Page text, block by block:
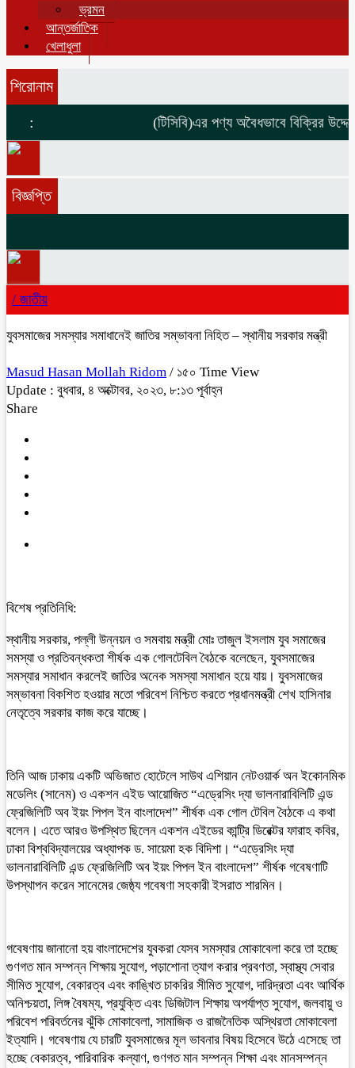
ভ্রমন
আন্তর্জাতিক
খেলাধুলা
শিরোনাম
: (টিসিবি)এর পণ্য অবৈধভাবে বিক্রির
বিজ্ঞপ্তি
/ জাতীয়
যুবসমাজের সমস্যার সমাধানেই জাতির সম্ভাবনা নিহিত – স্থানীয় সরকার মন্ত্রী
Masud Hasan Mollah Ridom / ১৫০ Time View
Update : বুধবার, ৪ অক্টোবর, ২০২৩, ৮:১৩ পূর্বাহ্ন
Share
বিশেষ প্রতিনিধি:
স্থানীয় সরকার, পল্লী উন্নয়ন ও সমবায় মন্ত্রী মোঃ তাজুল ইসলাম যুব সমাজের
সমস্যা ও প্রতিবন্ধকতা শীর্ষক এক গোলটেবিল বৈঠকে বলেছেন, যুবসমাজের
সমস্যার সমাধান করলেই জাতির অনেক সমস্যা সমাধান হয়ে যায়। যুবসমাজের
সম্ভাবনা বিকশিত হওয়ার মতো পরিবেশ নিশ্চিত করতে প্রধানমন্ত্রী শেখ হাসিনার
নেতৃত্বে সরকার কাজ করে যাচ্ছে।
তিনি আজ ঢাকায় একটি অভিজাত হোটেলে সাউথ এশিয়ান নেটওয়ার্ক অন ইকোনমিক
মডেলিং (সানেম) ও একশন এইড আয়োজিত “এড্রেসিং দ্যা ভালনারাবিলিটি এন্ড
ফ্রেজিলিটি অব ইয়ং পিপল ইন বাংলাদেশ” শীর্ষক এক গোল টেবিল বৈঠকে এ কথা
বলেন। এতে আরও উপস্থিত ছিলেন একশন এইডের কান্ট্রি ডিরেক্টর ফারাহ কবির,
ঢাকা বিশ্ববিদ্যালয়ের অধ্যাপক ড. সায়েমা হক বিদিশা। “এড্রেসিং দ্যা
ভালনারাবিলিটি এন্ড ফ্রেজিলিটি অব ইয়ং পিপল ইন বাংলাদেশ” শীর্ষক গবেষণাটি
উপস্থাপন করেন সানেমের জেষ্ঠ্য গবেষণা সহকারী ইসরাত শারমিন।
গবেষণায় জানানো হয় বাংলাদেশের যুবকরা যেসব সমস্যার মোকাবেলা করে তা হচ্ছে
গুণগত মান সম্পন্ন শিক্ষায় সুযোগ, পড়াশোনা ত্যাগ করার প্রবণতা, স্বাস্থ্য সেবার
সীমিত সুযোগ, বেকারত্ব এবং কাঙ্খিত চাকরির সীমিত সুযোগ, দারিদ্রতা এবং আর্থিক
অনিশ্চয়তা, লিঙ্গ বৈষম্য, প্রযুক্তি এবং ডিজিটাল শিক্ষায় অপর্যাপ্ত সুযোগ, জলবায়ু ও
পরিবেশ পরিবর্তনের ঝুঁকি মোকাবেলা, সামাজিক ও রাজনৈতিক অস্থিরতা মোকাবেলা
ইত্যাদি। গবেষণায় যে চারটি যুবসমাজের মূল ভাবনার বিষয় হিসেবে উঠে এসেছে তা
হচ্ছে বেকারত্ব, পারিবারিক কল্যাণ, গুণগত মান সম্পন্ন শিক্ষা এবং মানসম্পন্ন